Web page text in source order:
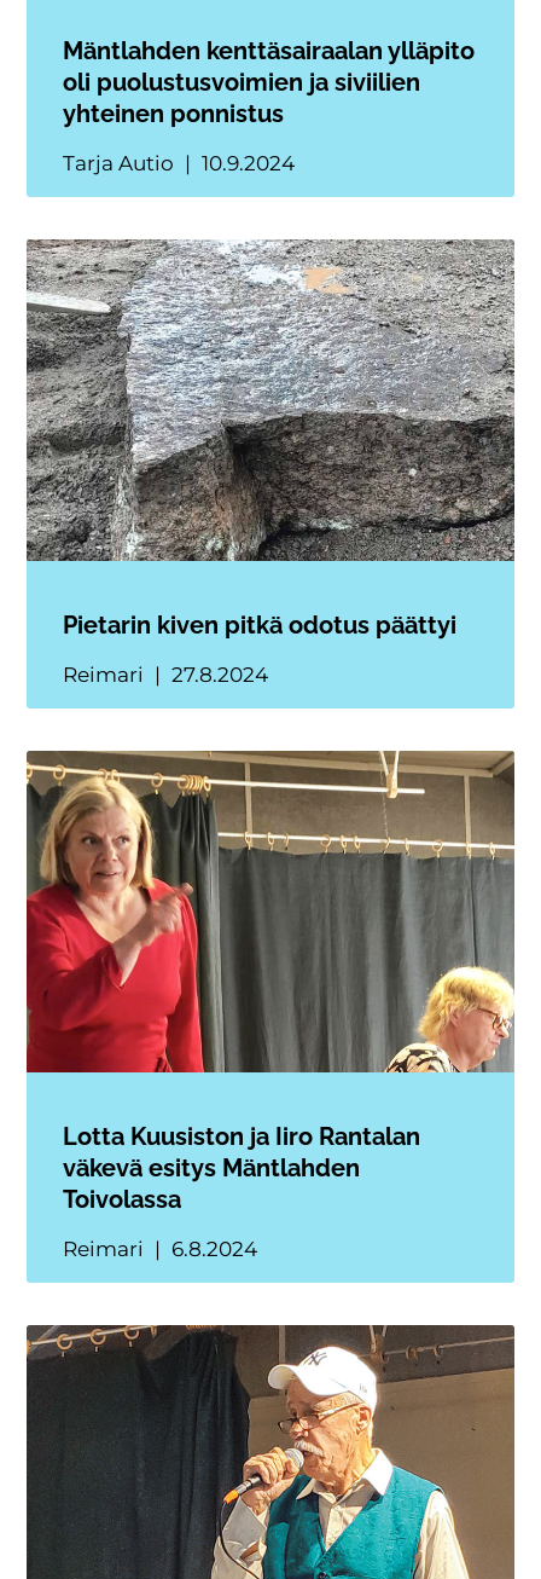
Mäntlahden kenttäsairaalan ylläpito
oli puolustusvoimien ja siviilien
yhteinen ponnistus
Tarja Autio 10.9.2024
Pietarin kiven pitkä odotus päättyi
Reimari 27.8.2024
Lotta Kuusiston ja Iiro Rantalan
väkevä esitys Mäntlahden
Toivolassa
Reimari 6.8.2024